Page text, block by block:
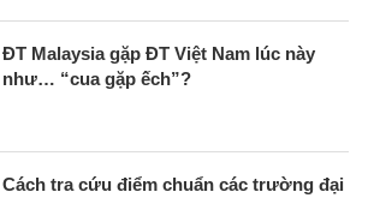
ĐT Malaysia gặp ĐT Việt Nam lúc này
như… “cua gặp ếch”?
Cách tra cứu điểm chuẩn các trường đại